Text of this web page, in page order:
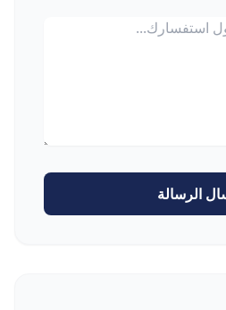
الرسالة